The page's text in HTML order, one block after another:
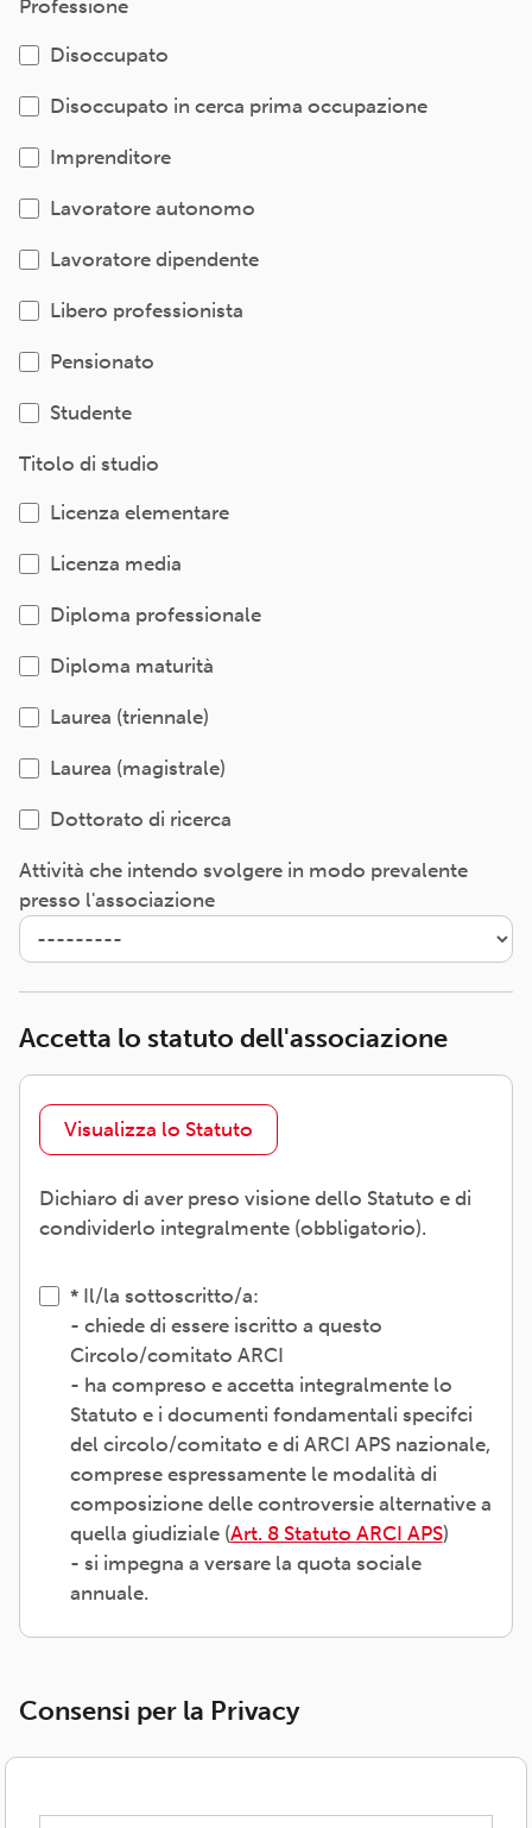
Professione
Disoccupato
Disoccupato in cerca prima occupazione
Imprenditore
Lavoratore autonomo
Lavoratore dipendente
Libero professionista
Pensionato
Studente
Titolo di studio
Licenza elementare
Licenza media
Diploma professionale
Diploma maturità
Laurea (triennale)
Laurea (magistrale)
Dottorato di ricerca
Attività che intendo svolgere in modo prevalente
presso l'associazione
Accetta lo statuto dell'associazione
Visualizza lo Statuto
Dichiaro di aver preso visione dello Statuto e di
condividerlo integralmente (obbligatorio).
Il/la sottoscritto/a:
- chiede di essere iscritto a questo
Circolo/comitato ARCI
- ha compreso e accetta integralmente lo
Statuto e i documenti fondamentali specifci
del circolo/comitato e di ARCI APS nazionale,
comprese espressamente le modalità di
composizione delle controversie alternative a
quella giudiziale (Art. 8 Statuto ARCI APS)
- si impegna a versare la quota sociale
annuale.
Consensi per la Privacy